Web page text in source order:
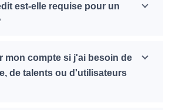
est-elle requise pour un
mon compte si j'ai besoin de
de talents ou d'utilisateurs